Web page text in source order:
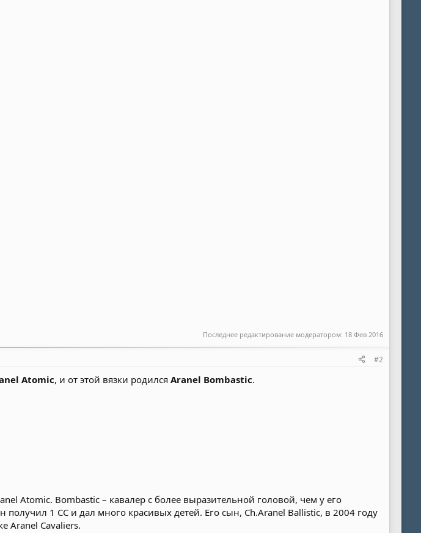
Последнее редактирование модератором: 18 Фев 2016
#2
Atomic, и от этой вязки родился Aranel Bombastic.
Atomiс. Bombastic – кавалер с более выразительной головой, чем у его
1 СС и дал много красивых детей. Его сын, Ch.Aranel Ballistic, в 2004 году
Aranel Cavaliers.